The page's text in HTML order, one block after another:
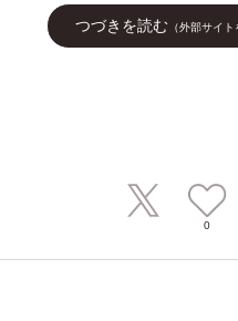
つづきを読む（外部サイト
0